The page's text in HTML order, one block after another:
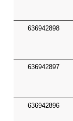
636942898
636942897
636942896